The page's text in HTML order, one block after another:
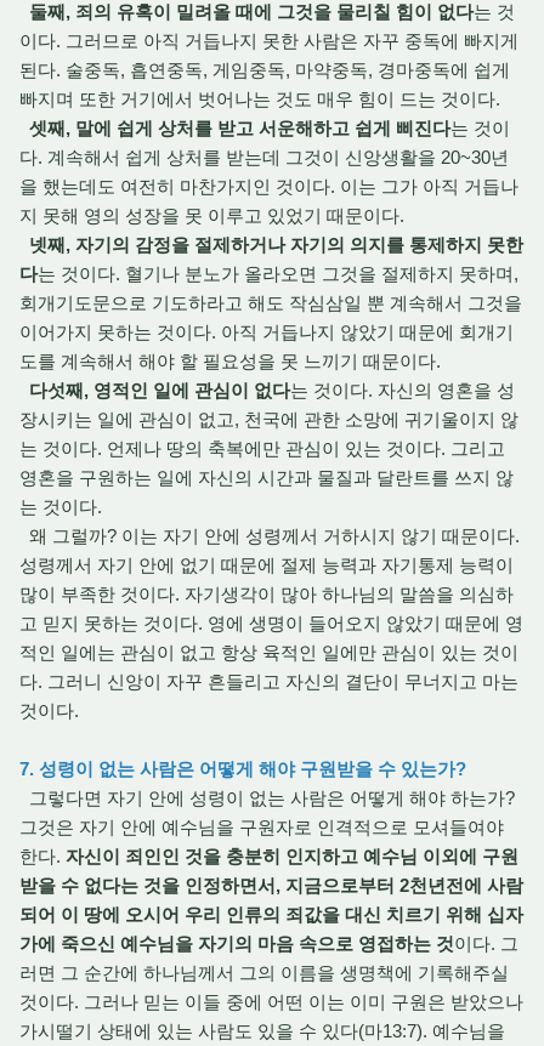
둘째, 죄의 유혹이 밀려올 때에 그것을 물리칠 힘이 없다는 것
이다. 그러므로 아직 거듭나지 못한 사람은 자꾸 중독에 빠지게
된다. 술중독, 흡연중독, 게임중독, 마약중독, 경마중독에 쉽게
빠지며 또한 거기에서 벗어나는 것도 매우 힘이 드는 것이다.
셋째, 말에 쉽게 상처를 받고 서운해하고 쉽게 삐진다는 것이
다. 계속해서 쉽게 상처를 받는데 그것이 신앙생활을 20~30년
을 했는데도 여전히 마찬가지인 것이다. 이는 그가 아직 거듭나
지 못해 영의 성장을 못 이루고 있었기 때문이다.
넷째, 자기의 감정을 절제하거나 자기의 의지를 통제하지 못한
다는 것이다. 혈기나 분노가 올라오면 그것을 절제하지 못하며,
회개기도문으로 기도하라고 해도 작심삼일 뿐 계속해서 그것을
이어가지 못하는 것이다. 아직 거듭나지 않았기 때문에 회개기
도를 계속해서 해야 할 필요성을 못 느끼기 때문이다.
다섯째, 영적인 일에 관심이 없다는 것이다. 자신의 영혼을 성
장시키는 일에 관심이 없고, 천국에 관한 소망에 귀기울이지 않
는 것이다. 언제나 땅의 축복에만 관심이 있는 것이다. 그리고
영혼을 구원하는 일에 자신의 시간과 물질과 달란트를 쓰지 않
는 것이다.
왜 그럴까? 이는 자기 안에 성령께서 거하시지 않기 때문이다.
성령께서 자기 안에 없기 때문에 절제 능력과 자기통제 능력이
많이 부족한 것이다. 자기생각이 많아 하나님의 말씀을 의심하
고 믿지 못하는 것이다. 영에 생명이 들어오지 않았기 때문에 영
적인 일에는 관심이 없고 항상 육적인 일에만 관심이 있는 것이
다. 그러니 신앙이 자꾸 흔들리고 자신의 결단이 무너지고 마는
것이다.
7. 성령이 없는 사람은 어떻게 해야 구원받을 수 있는가?
그렇다면 자기 안에 성령이 없는 사람은 어떻게 해야 하는가?
그것은 자기 안에 예수님을 구원자로 인격적으로 모셔들여야
한다. 자신이 죄인인 것을 충분히 인지하고 예수님 이외에 구원
받을 수 없다는 것을 인정하면서, 지금으로부터 2천년전에 사람
되어 이 땅에 오시어 우리 인류의 죄값을 대신 치르기 위해 십자
가에 죽으신 예수님을 자기의 마음 속으로 영접하는 것이다. 그
러면 그 순간에 하나님께서 그의 이름을 생명책에 기록해주실
것이다. 그러나 믿는 이들 중에 어떤 이는 이미 구원은 받았으나
가시떨기 상태에 있는 사람도 있을 수 있다(마13:7). 예수님을